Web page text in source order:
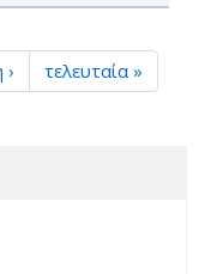
› τελευταία »
filter